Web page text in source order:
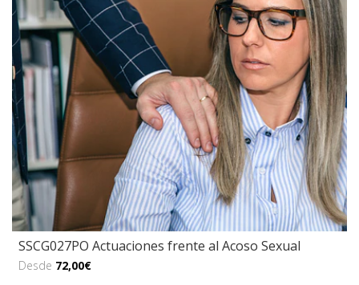
SSCG027PO Actuaciones frente al Acoso Sexual
Desde 72,00€